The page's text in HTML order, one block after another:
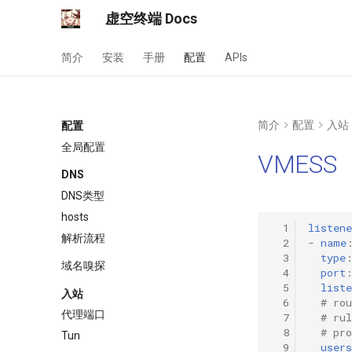
虚空终端 Docs
简介 安装 手册 配置 APIs
配置
全局配置
DNS
DNS类型
hosts
解析流程
域名嗅探
入站
代理端口
Tun
简介 配置 入站
VMESS
  1
  2
  3
  4
  5
  6
  7
  8
  9
- name
type :
port :
#
#
#
users